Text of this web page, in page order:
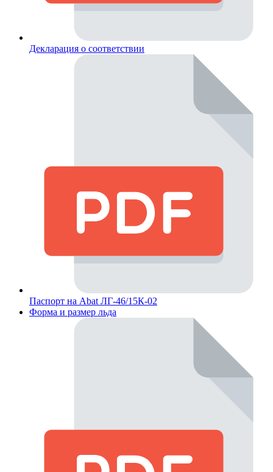
Декларация о соответствии
Паспорт на Abat ЛГ-46/15К-02
Форма и размер льда